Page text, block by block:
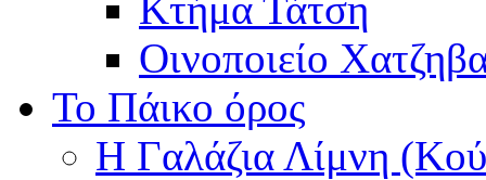
Οινοποιείο
Το Πάικο όρος
Η Γαλάζια Λίμνη